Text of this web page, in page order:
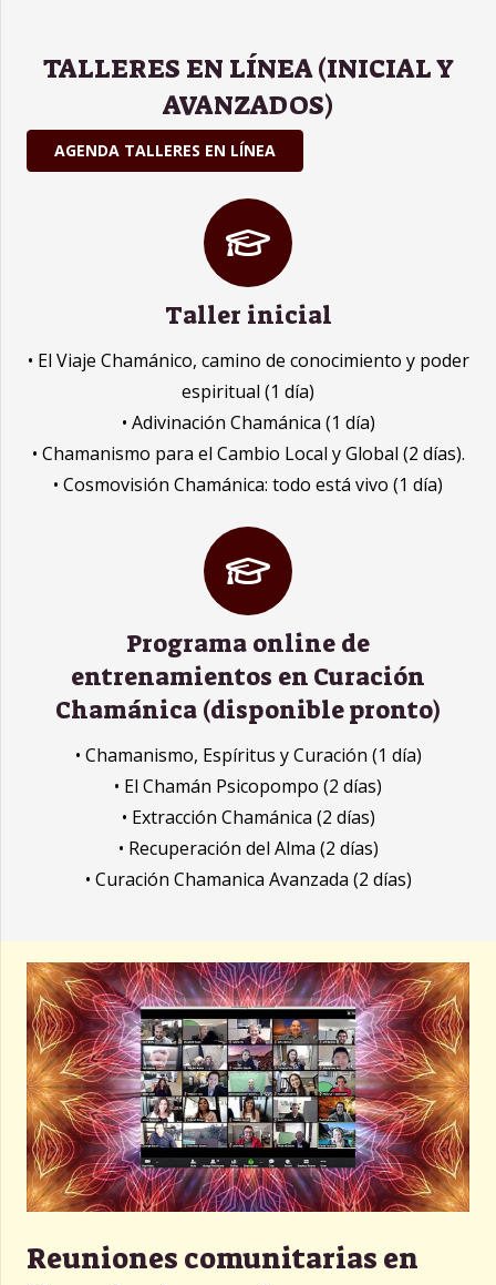
TALLERES EN LÍNEA (INICIAL Y
AVANZADOS)
AGENDA TALLERES EN LÍNEA
Taller inicial
• El Viaje Chamánico, camino de conocimiento y poder
espiritual (1 día)
• Adivinación Chamánica (1 día)
• Chamanismo para el Cambio Local y Global (2 días).
• Cosmovisión Chamánica: todo está vivo (1 día)
Programa online de
entrenamientos en Curación
Chamánica (disponible pronto)
• Chamanismo, Espíritus y Curación (1 día)
• El Chamán Psicopompo (2 días)
• Extracción Chamánica (2 días)
• Recuperación del Alma (2 días)
• Curación Chamanica Avanzada (2 días)
Reuniones comunitarias en